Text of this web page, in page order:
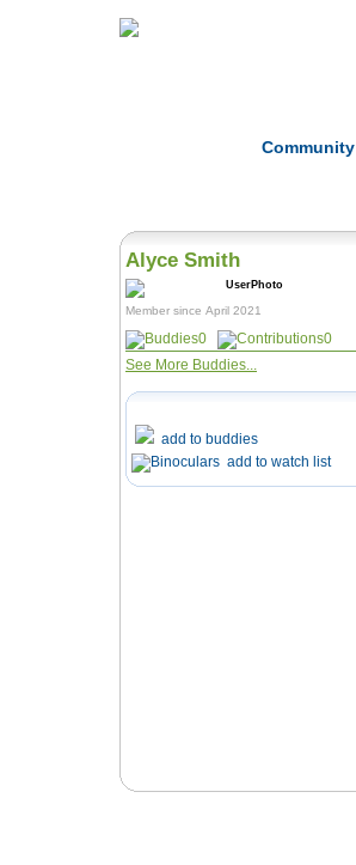
Community
Alyce Smith
Member since April 2021
0
0
See More Buddies...
add to buddies
add to watch list